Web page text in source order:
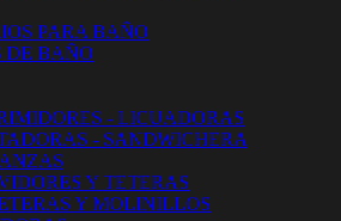
PARA BAÑO
DE BAÑO
- LICUADORAS
- SANDWICHERA
Y TETERAS
Y MOLINILLOS